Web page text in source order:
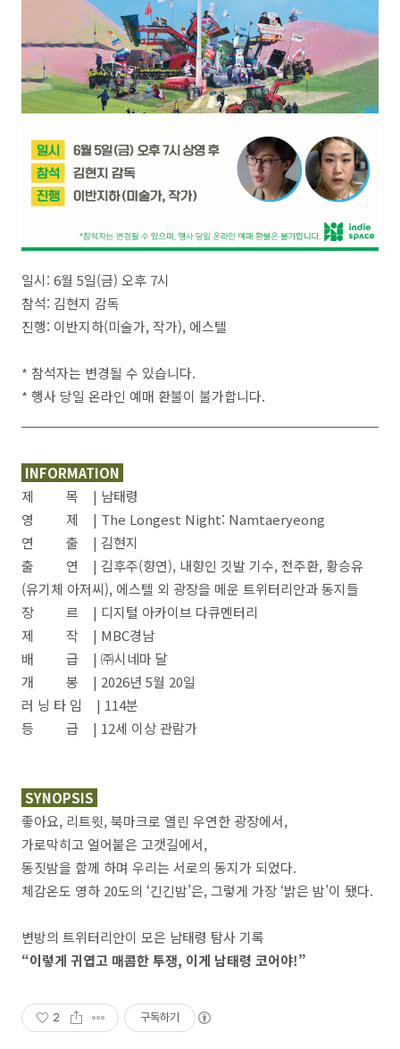
일시: 6월 5일(금) 오후 7시
참석: 김현지 감독
진행: 이반지하(미술가, 작가), 에스텔
* 참석자는 변경될 수 있습니다.
* 행사 당일 온라인 예매 환불이 불가합니다.
INFORMATION
제 목 | 남태령
영 제 | The Longest Night: Namtaeryeong
연 출 | 김현지
출 연 | 김후주(향연), 내향인 깃발 기수, 전주환, 황승유
(유기체 아저씨), 에스텔 외 광장을 메운 트위터리안과 동지들
장 르 | 디지털 아카이브 다큐멘터리
제 작 | MBC경남
배 급 | ㈜시네마 달
개 봉 | 2026년 5월 20일
러 닝 타 임 | 114분
등 급 | 12세 이상 관람가
SYNOPSIS
좋아요, 리트윗, 북마크로 열린 우연한 광장에서,
가로막히고 얼어붙은 고갯길에서,
동짓밤을 함께 하며 우리는 서로의 동지가 되었다.
체감온도 영하 20도의 ‘긴긴밤’은, 그렇게 가장 ‘밝은 밤’이 됐다.
변방의 트위터리안이 모은 남태령 탐사 기록
“이렇게 귀엽고 매콤한 투쟁, 이게 남태령 코어야!”
2 구독하기